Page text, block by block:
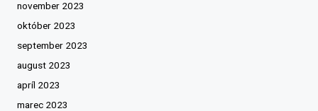
november 2023
október 2023
september 2023
august 2023
apríl 2023
marec 2023